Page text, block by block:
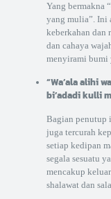
Yang bermakna
yang mulia”. Ini
keberkahan dan
dan cahaya
menyirami bumi
“Wa’ala alihi
bi’adadi kulli
Bagian penutup
juga tercurah
setiap kedipan
segala sesuatu
mencakup
shalawat dan